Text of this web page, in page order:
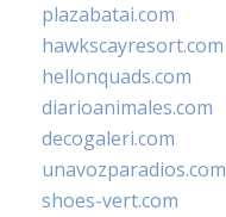
plazabatai.com
hawkscayresort.com
hellonquads.com
diarioanimales.com
decogaleri.com
unavozparadios.com
shoes-vert.com